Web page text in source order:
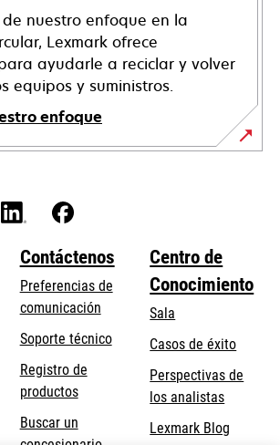
nuestro enfoque en la
Lexmark ofrece
ayudarle a reciclar y volver
equipos y suministros.
enfoque
opens
new
Contáctenos
Preferencias de
comunicación
Soporte técnicoopens
Registro de
productos
Buscar un
Centro de
Conocimiento
Sala
Casos de éxito
Perspectivas de
los analistas
Lexmark Blog